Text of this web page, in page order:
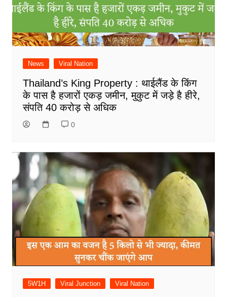
News Viral Nation
Thailand’s King Property : थाईलैंड के किंग
के पास है हजारों एकड़ जमीन, मुकुट में जड़े है हीरे,
संपति 40 करोड़ से अधिक
0
5W1H Viral Junction Viral Nation